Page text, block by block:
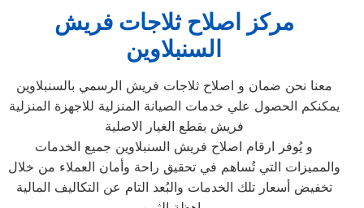
مركز اصلاح ثلاجات فريش
السنبلاوين
معنا نحن ضمان و اصلاح ثلاجات فريش الرسمي بالسنبلاوين
يمكنكم الحصول علي خدمات الصيانة المنزلية للاجهزة المنزلية
فريش بقطع الغيار الاصلية
و يُوفر ارقام اصلاح فريش السنبلاوين جميع الخدمات
والمميزات التي تُساهم في تحقيق راحة وأمان العملاء من خلال
تخفيض أسعار تلك الخدمات والبُعد التام عن التكاليف المالية